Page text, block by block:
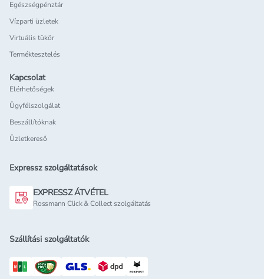
Egészségpénztár
Vízparti üzletek
Virtuális tükör
Terméktesztelés
Kapcsolat
Elérhetőségek
Ügyfélszolgálat
Beszállítóknak
Üzletkereső
Expressz szolgáltatások
EXPRESSZ ÁTVÉTEL
Rossmann Click & Collect szolgáltatás
Szállítási szolgáltatók